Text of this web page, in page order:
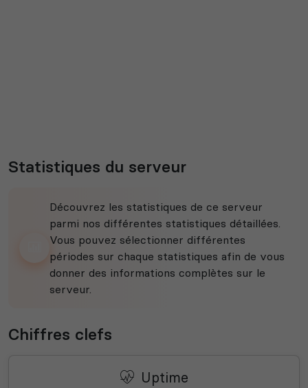
Statistiques du serveur
Découvrez les statistiques de ce serveur
parmi nos différentes statistiques détaillées.
Vous pouvez sélectionner différentes
périodes sur chaque statistiques afin de vous
donner des informations complètes sur le
serveur.
Chiffres clefs
Uptime